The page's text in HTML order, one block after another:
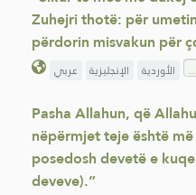
Zuhejri thotë: për
përdorin misvakun për
عربي الإنجليزية الأوردية
Pasha Allahun, që
nëpërmjet teje është
posedosh devetë e
deveve).”